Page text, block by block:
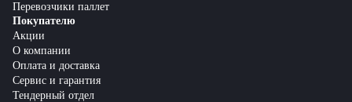
Перевозчики паллет
Покупателю
Акции
О компании
Оплата и доставка
Сервис и гарантия
Тендерный отдел